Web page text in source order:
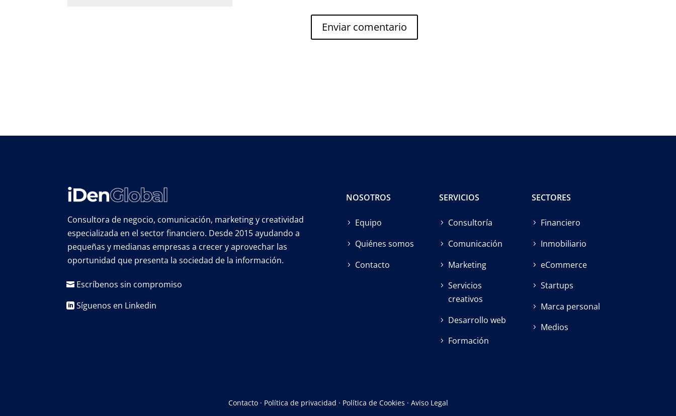
Enviar comentario
Consultora de negocio, comunicación, marketing y creatividad
especializada en el sector financiero. Desde 2015 ayudando a
pequeñas y medianas empresas a crecer y aprovechar las
oportunidad que presenta la sociedad de la información.
Escríbenos sin compromiso
Síguenos en Linkedin
NOSOTROS
Equipo
Quiénes somos
Contacto
SERVICIOS
Consultoría
Comunicación
Marketing
Servicios
creativos
Desarrollo web
Formación
SECTORES
Financiero
Inmobiliario
eCommerce
Startups
Marca personal
Medios
Contacto· Política de privacidad · Política de Cookies · Aviso Legal